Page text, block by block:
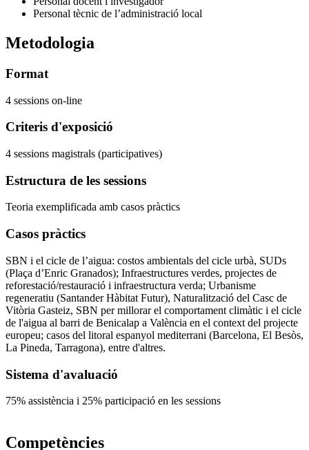
Personal tècnic de l’administració local
Metodologia
Format
4 sessions on-line
Criteris d'exposició
4 sessions magistrals (participatives)
Estructura de les sessions
Teoria exemplificada amb casos pràctics
Casos pràctics
SBN i el cicle de l’aigua: costos ambientals del cicle urbà, SUDs
(Plaça d’Enric Granados); Infraestructures verdes, projectes de
reforestació/restauració i infraestructura verda; Urbanisme
regeneratiu (Santander Hàbitat Futur), Naturalització del Casc de
Vitòria Gasteiz, SBN per millorar el comportament climàtic i el cicle
de l'aigua al barri de Benicalap a València en el context del projecte
europeu; casos del litoral espanyol mediterrani (Barcelona, El Besòs,
La Pineda, Tarragona), entre d'altres.
Sistema d'avaluació
75% assistència i 25% participació en les sessions
Competències